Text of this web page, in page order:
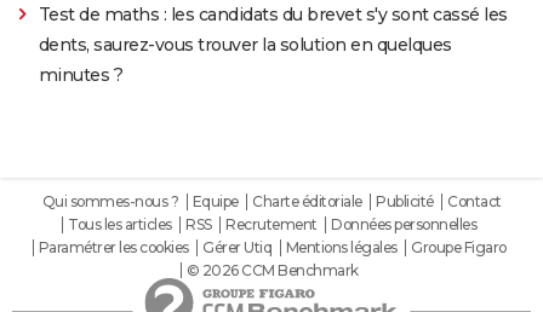
Test de maths : les candidats du brevet s'y sont cassé les
dents, saurez-vous trouver la solution en quelques
minutes ?
Qui sommes-nous ? Equipe Charte éditoriale Publicité
Contact
Tous les articles
RSS Recrutement
Données personnelles
Paramétrer les cookies
Gérer Utiq Mentions légales
Groupe Figaro
© 2026 CCM Benchmark